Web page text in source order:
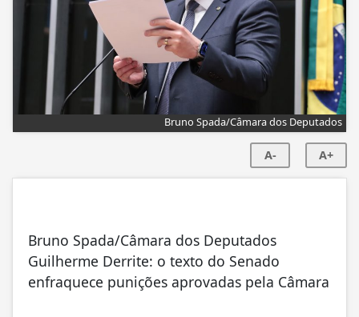
Bruno Spada/Câmara dos Deputados
A- A+
Bruno Spada/Câmara dos Deputados
Guilherme Derrite: o texto do Senado
enfraquece punições aprovadas pela Câmara